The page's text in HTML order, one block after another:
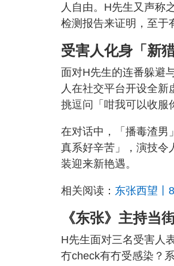
人自由。H先生又声称
检测报告来证明，至于
受害人化身「新
面对H先生的连番躲避
人在社交平台开设全
挑逗问「咁我可以收服
在对话中，「播毒渣男
真系好辛苦」，演技令
装迎来新艳遇。
相关阅读： 东张西望丨
《东张》主持当
H先生面对三名受害人
冇check有冇受感染？